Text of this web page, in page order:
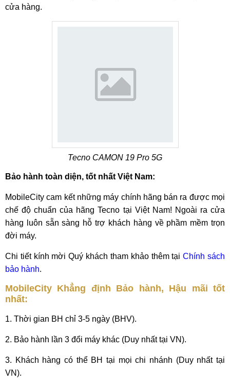
cửa hàng.
Tecno CAMON 19 Pro 5G
Bảo hành toàn diện, tốt nhất Việt Nam:
MobileCity cam kết những máy chính hãng bán ra được mọi
chế độ chuẩn của hãng Tecno tại Việt Nam! Ngoài ra cửa
hàng luôn sẵn sàng hỗ trợ khách hàng về phầm mềm trọn
đời máy.
Chi tiết kính mời Quý khách tham khảo thêm tạiChính sách
bảo hành.
MobileCity Khẳng định Bảo hành, Hậu mãi tốt
nhất:
1. Thời gian BH chỉ 3-5 ngày (BHV).
2. Bảo hành lần 3 đổi máy khác (Duy nhất tại VN).
3. Khách hàng có thể BH tại mọi chi nhánh (Duy nhất tại
VN).